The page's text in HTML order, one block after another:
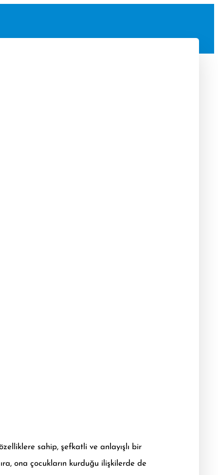
sahip, şefkatli ve anlayışlı bir
ona çocukların kurduğu ilişkilerde de